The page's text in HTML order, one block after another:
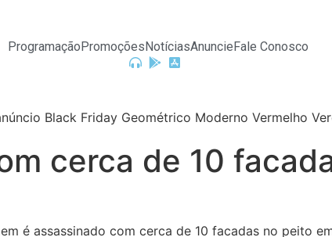
ProgramaçãoPromoçõesNotíciasAnuncieFale Conosco
cerca de 10